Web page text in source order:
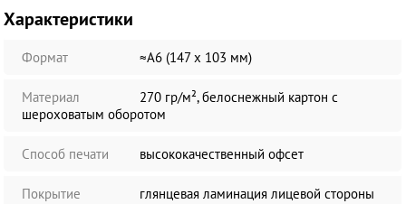
Характеристики
Формат ≈А6 (147 х 103 мм)
Материал
270 гр/м², белоснежный картон с
шероховатым оборотом
Способ печати высококачественный офсет
Покрытие глянцевая ламинация лицевой стороны